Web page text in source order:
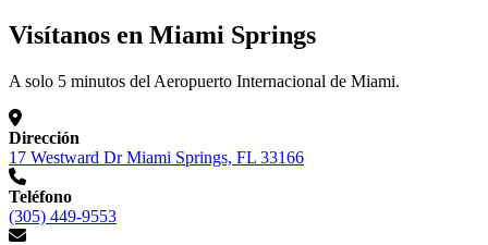
Visítanos en Miami Springs
A solo 5 minutos del Aeropuerto Internacional de Miami.
Dirección
17 Westward Dr Miami Springs, FL 33166
Teléfono
(305) 449-9553